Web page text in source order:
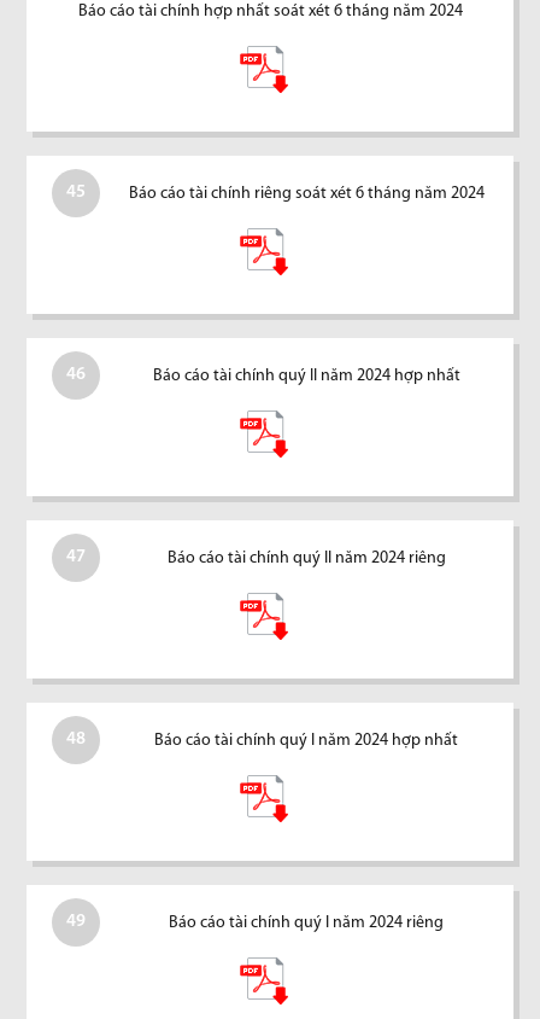
Báo cáo tài chính hợp nhất soát xét 6 tháng năm 2024
45 Báo cáo tài chính riêng soát xét 6 tháng năm 2024
46 Báo cáo tài chính quý II năm 2024 hợp nhất
47 Báo cáo tài chính quý II năm 2024 riêng
48 Báo cáo tài chính quý I năm 2024 hợp nhất
49 Báo cáo tài chính quý I năm 2024 riêng